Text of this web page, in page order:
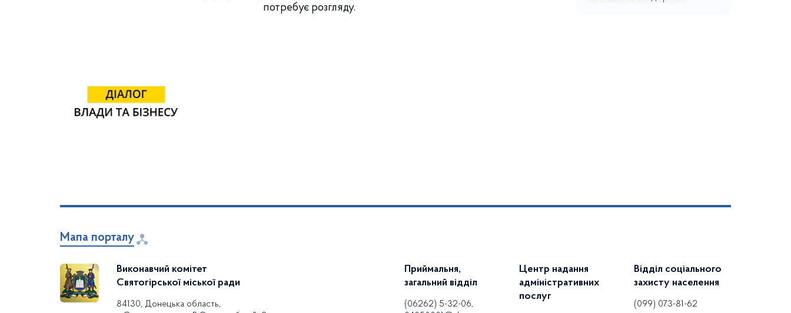
потребує розгляду.
Мапа порталу
Виконавчий комітет
Святогірської міської ради
84130, Донецька область,
Приймальня,
загальний відділ
(06262) 5-32-06,
Центр надання
адміністративних
послуг
Відділ соціального
захисту населення
(099) 073-81-62